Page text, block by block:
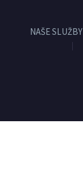
NAŠE SLUŽBY